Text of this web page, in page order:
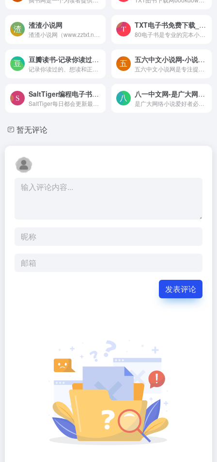
渣渣小说网 TXT电子书免费下载_80电子书
豆瓣读书-记录你读过的、想读和正在读的书，顺便打分，添加标签及个人附注，写评论。根据你的口味，推荐适合的书给你。 五六中文小说网-小说免费在线阅读,好看的完本小说TXT推荐排行
SaltTiger编程电子书-每天一本编程书,每天进步一点点 八一中文网-是广大网络小说爱好者必备的小说阅读网，提供最新最热门的小说阅读。
暂无评论
发表评论